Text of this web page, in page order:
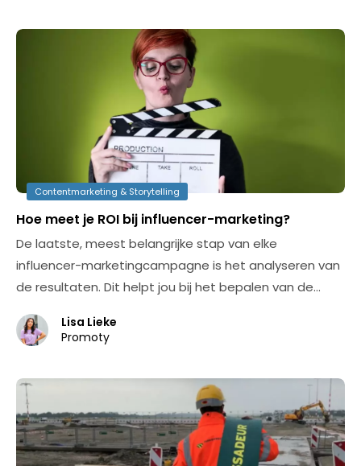
Contentmarketing & Storytelling
Hoe meet je ROI bij influencer-marketing?
De laatste, meest belangrijke stap van elke
influencer-marketingcampagne is het analyseren van
de resultaten. Dit helpt jou bij het bepalen van de…
Lisa Lieke
Promoty